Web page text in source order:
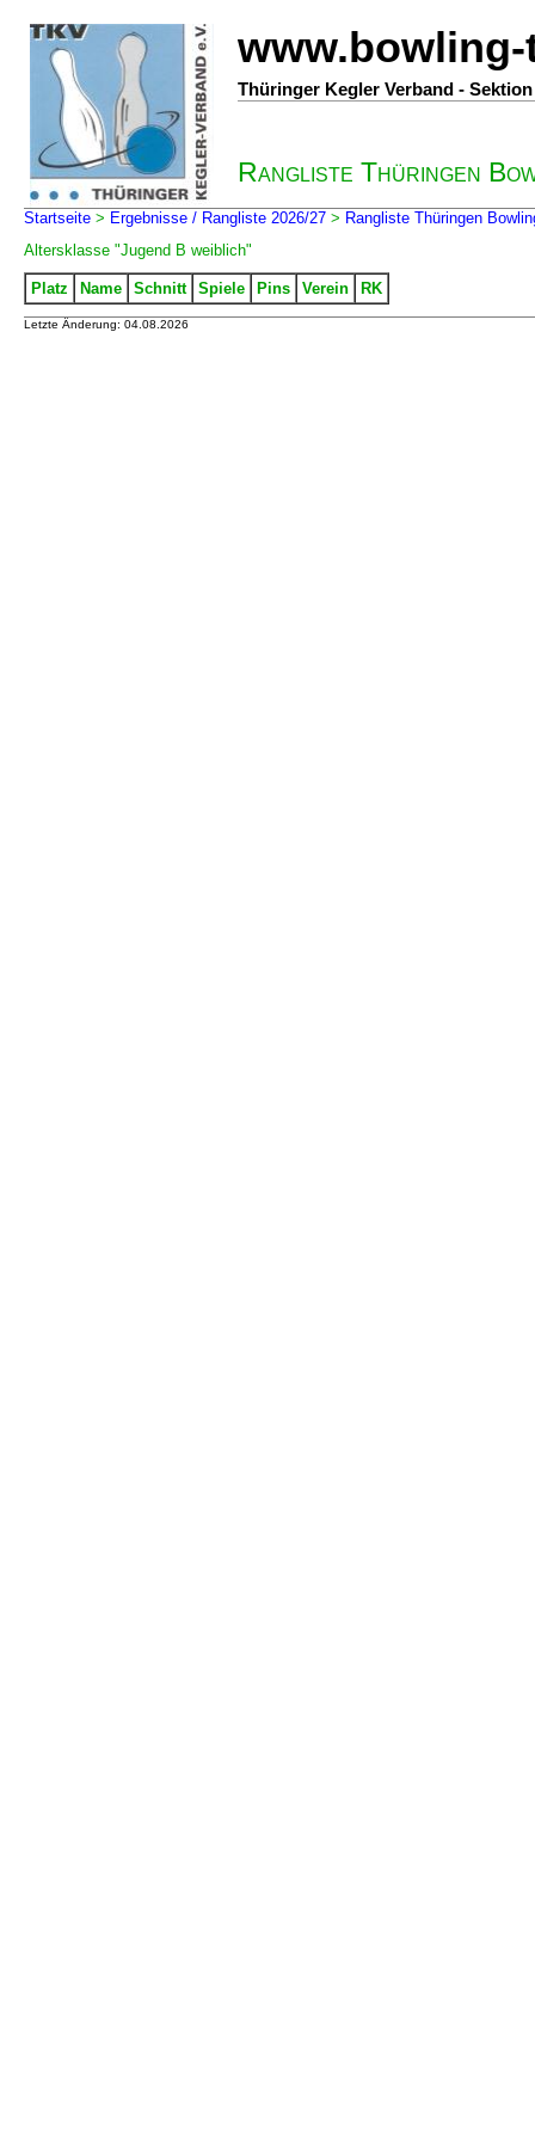
Thüringer Kegler Verband -
Rangliste Thüringen
Startseite > Ergebnisse / Rangliste 2026/27 > Rangliste Thüringen
Altersklasse "Jugend B weiblich"
Platz Name Schnitt Spiele Pins Verein RK
Letzte Änderung: 04.08.2026